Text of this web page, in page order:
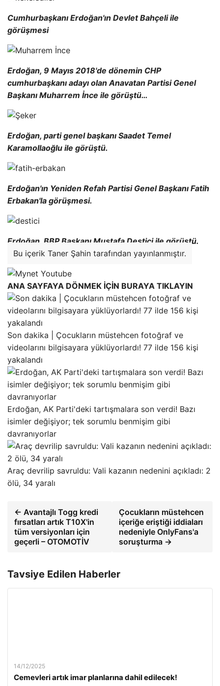
Cumhurbaşkanı Erdoğan'ın Devlet Bahçeli ile
görüşmesi
Erdoğan, 9 Mayıs 2018'de dönemin CHP
cumhurbaşkanı adayı olan Anavatan Partisi Genel
Başkanı Muharrem İnce ile görüştü…
Erdoğan, parti genel başkanı Saadet Temel
Karamollaoğlu ile görüştü.
Erdoğan'ın Yeniden Refah Partisi Genel Başkanı Fatih
Erbakan'la görüşmesi.
Erdoğan, BBP Başkanı Mustafa Destici ile görüştü.
Bu içerik Taner Şahin tarafından yayınlanmıştır.
ANA SAYFAYA DÖNMEK İÇİN BURAYA TIKLAYIN
Son dakika | Çocukların müstehcen fotoğraf ve
videolarını bilgisayara yüklüyorlardı! 77 ilde 156 kişi
yakalandı
Erdoğan, AK Parti'deki tartışmalara son verdi! Bazı
isimler değişiyor; tek sorumlu benmişim gibi
davranıyorlar
Araç devrilip savruldu: Vali kazanın nedenini açıkladı: 2
ölü, 34 yaralı
← Avantajlı Togg kredi
fırsatları artık T10X'in
tüm versiyonları için
geçerli – OTOMOTİV
Çocukların müstehcen
içeriğe eriştiği iddiaları
nedeniyle OnlyFans'a
soruşturma →
Tavsiye Edilen Haberler
14/12/2025
Cemevleri artık imar planlarına dahil edilecek!